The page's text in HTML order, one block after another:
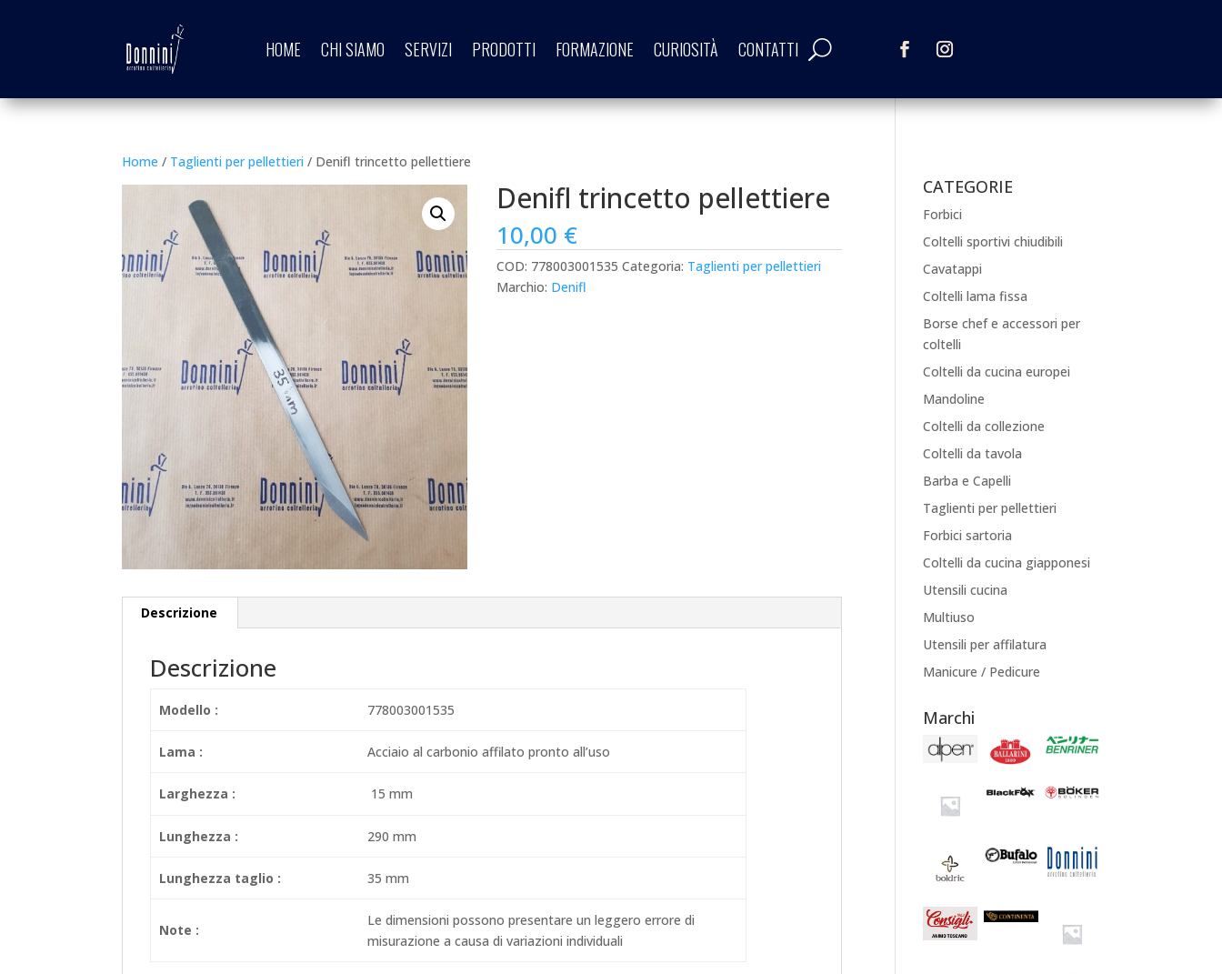
HOME CHI SIAMO SERVIZI PRODOTTI FORMAZIONE CURIOSITÀ CONTATTI
Home / Taglienti per pellettieri / Denifl trincetto pellettiere
Denifl trincetto pellettiere
10,00 €
COD: 778003001535 Categoria: Taglienti per pellettieri
Marchio: Denifl
Descrizione
Descrizione
Modello : 778003001535
Lama : Acciaio al carbonio affilato pronto all’uso
Larghezza : 15 mm
Lunghezza : 290 mm
Lunghezza taglio : 35 mm
Note :
Le dimensioni possono presentare un leggero errore di
misurazione a causa di variazioni individuali
CATEGORIE
Forbici
Coltelli sportivi chiudibili
Cavatappi
Coltelli lama fissa
Borse chef e accessori per
coltelli
Coltelli da cucina europei
Mandoline
Coltelli da collezione
Coltelli da tavola
Barba e Capelli
Taglienti per pellettieri
Forbici sartoria
Coltelli da cucina giapponesi
Utensili cucina
Multiuso
Utensili per affilatura
Manicure / Pedicure
Marchi